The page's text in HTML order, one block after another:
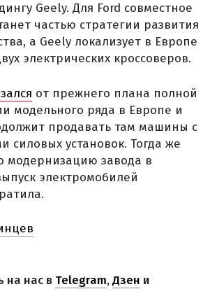
Geely. Для Ford совместное
частью стратегии развития
а Geely локализует в Европе
электрических кроссоверов.
от прежнего плана полной
модельного ряда в Европе и
продавать там машины с
силовых установок. Тогда же
модернизацию завода в
электромобилей
на нас в Telegram,Дзен и